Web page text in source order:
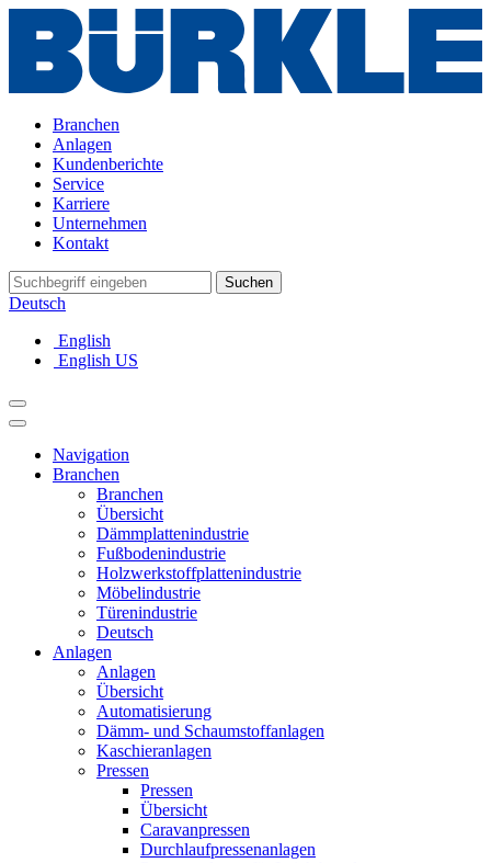
Branchen
Anlagen
Kundenberichte
Service
Karriere
Unternehmen
Kontakt
Suchen
Deutsch
English
English US
Navigation
Branchen
Branchen
Übersicht
Dämmplattenindustrie
Fußbodenindustrie
Holzwerkstoffplattenindustrie
Möbelindustrie
Türenindustrie
Deutsch
Anlagen
Anlagen
Übersicht
Automatisierung
Dämm- und Schaumstoffanlagen
Kaschieranlagen
Pressen
Pressen
Übersicht
Caravanpressen
Durchlaufpressenanlagen